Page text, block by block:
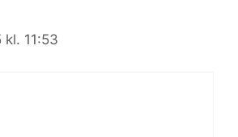
kl. 11:53